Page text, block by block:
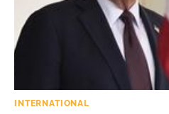
INTERNATIONAL